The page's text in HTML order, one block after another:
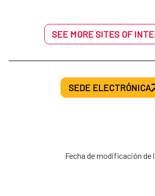
SEE MORE SITES OF
SEDE ELECTRÓNICA
Fecha de modificación